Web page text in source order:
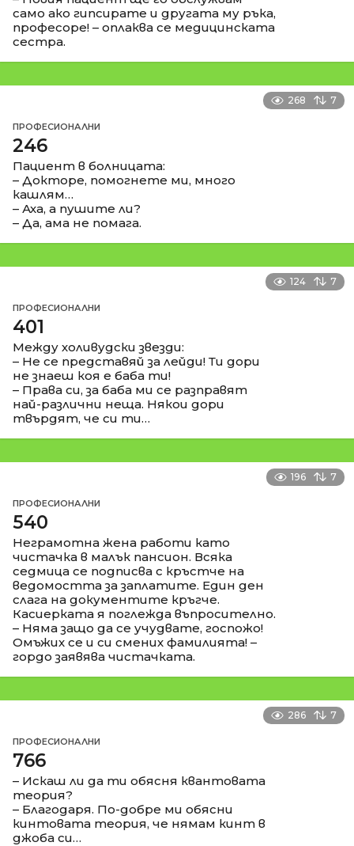
само ако гипсирате и другата му ръка,
професоре! – оплаква се медицинската
сестра.
268 7
ПРОФЕСИОНАЛНИ
246
Пациент в болницата:
– Докторе, помогнете ми, много
кашлям…
– Аха, а пушите ли?
– Да, ама не помага.
124 7
ПРОФЕСИОНАЛНИ
401
Между холивудски звезди:
– Не се представяй за лейди! Ти дори
не знаеш коя е баба ти!
– Права си, за баба ми се разправят
най-различни неща. Някои дори
твърдят, че си ти…
196 7
ПРОФЕСИОНАЛНИ
540
Неграмотна жена работи като
чистачка в малък пансион. Всяка
седмица се подписва с кръстче на
ведомостта за заплатите. Един ден
слага на документите кръгче.
Касиерката я поглежда въпросително.
– Няма защо да се учудвате, госпожо!
Омъжих се и си смених фамилията! –
гордо заявява чистачката.
286 7
ПРОФЕСИОНАЛНИ
766
– Искаш ли да ти обясня квантовата
теория?
– Благодаря. По-добре ми обясни
кинтовата теория, че нямам кинт в
джоба си…